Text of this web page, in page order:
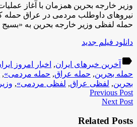
وزیر خارجه بحرین همزمان با آغاز
نیروهای داوطلب مردمی در عراق حمله
حمله لفظی وزیر خارجه بحرین به
دانلود فیلم جدید
label آخرین خبرهای ایران, اخبار امروز
حمله بحرین, حمله عراق, حمله مردمی»,
بحرین, لفظی عراق, لفظی مردمی»,
Previous Post
Next Post
Related Posts